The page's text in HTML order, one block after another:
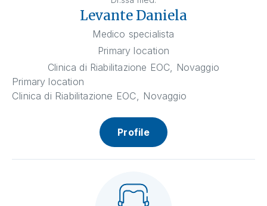
Levante Daniela
Medico specialista
Primary location
Clinica di Riabilitazione EOC, Novaggio
Primary location
Clinica di Riabilitazione EOC, Novaggio
Profile